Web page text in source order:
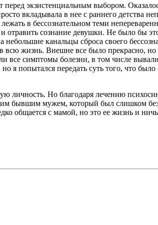
экзистенциальным выбором.
вкладывала в нее с раннего детства
в бессознательном теми
отравить сознание девушки. Не было бы
небольшие канальцы сброса своего
всю жизнь. Внешне все было прекрасно,
все симптомы болезни, в том числе
попытался передать суть того, что
и понятным.
личность. Но благодаря лечению
бывшим мужем, который был слишком
общается с мамой, но это ее жизнь и